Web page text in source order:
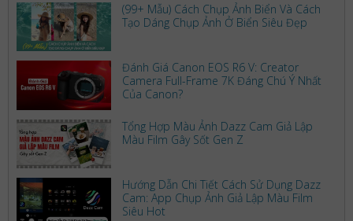
(99+ Mẫu) Cách Chụp Ảnh Biển Và Cách
Tạo Dáng Chụp Ảnh Ở Biển Siêu Đẹp
Đánh Giá Canon EOS R6 V: Creator
Camera Full-Frame 7K Đáng Chú Ý Nhất
Của Canon?
Tổng Hợp Màu Ảnh Dazz Cam Giả Lập
Màu Film Gây Sốt Gen Z
Hướng Dẫn Chi Tiết Cách Sử Dụng Dazz
Cam: App Chụp Ảnh Giả Lập Màu Film
Siêu Hot